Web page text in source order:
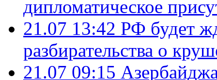
дипломатическое
21.07 13:42 РФ будет
разбирательства о
21.07 09:15